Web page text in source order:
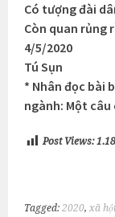
Có tượng đài
Còn quan rủng
4/5/2020
Tú Sụn
* Nhân đọc bài
ngành: Một câu
Post Views:
Tagged:2020,xã hội